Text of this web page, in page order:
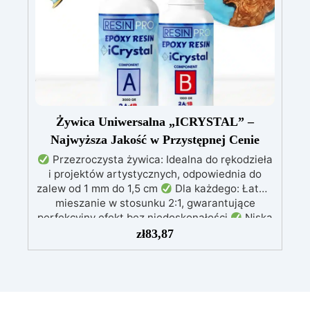
kremu epoksydowego do polerowania.
środowiska
Bezpieczna i bezzapachowa,
wolna od rozpuszczalników i BPA, idealna do
komfortowej i przyjemnej pracy
Żywica Uniwersalna „ICRYSTAL” –
Najwyższa Jakość w Przystępnej Cenie
Przezroczysta żywica: Idealna do rękodzieła
i projektów artystycznych, odpowiednia do
zalew od 1 mm do 1,5 cm
Dla każdego: Łatwe
mieszanie w stosunku 2:1, gwarantujące
perfekcyjny efekt bez niedoskonałości
Niska
lepkość: Zapewnia odlewy bez pęcherzyków,
kompatybilna z drewnem, silikonem, szkłem,
zł83,87